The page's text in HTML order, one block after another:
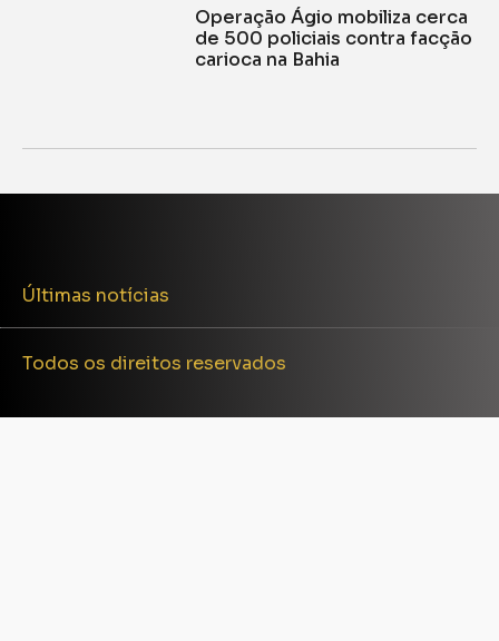
Operação Ágio mobiliza cerca
de 500 policiais contra facção
carioca na Bahia
Últimas notícias
Todos os direitos reservados